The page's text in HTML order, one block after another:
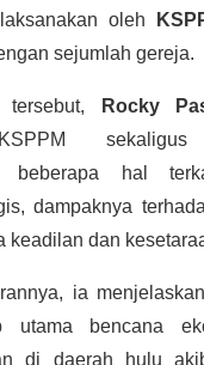
oleh
sejumlah gereja.
tersebut, Rocky
sekaligus
beberapa hal
dampaknya
keadilan dan
ia
utama bencana
di daerah hulu